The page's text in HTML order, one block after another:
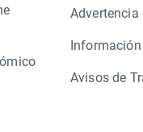
Advertencia
Avisos de